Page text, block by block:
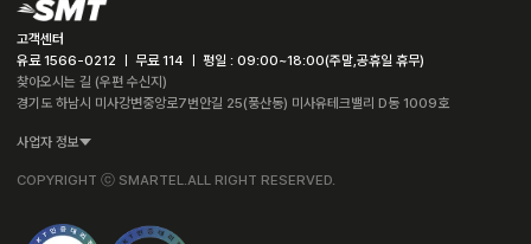
고객센터
유료 1566-0212 ㅣ 무료 114 ㅣ 평일 : 09:00~18:00(주말,공휴일 휴무)
찾아오시는 길 (우편 수신지)
경기도 하남시 미사강변중앙로7번안길 25(풍산동) 미사유테크밸리 D동 1009호
사업자 정보
COPYRIGHT ⓒ SMARTEL.ALL RIGHT RESERVED.